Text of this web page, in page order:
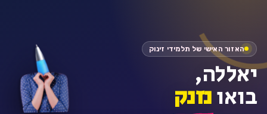
האזור האישי של תלמידי זינוק
יאללה,
בואונזנק